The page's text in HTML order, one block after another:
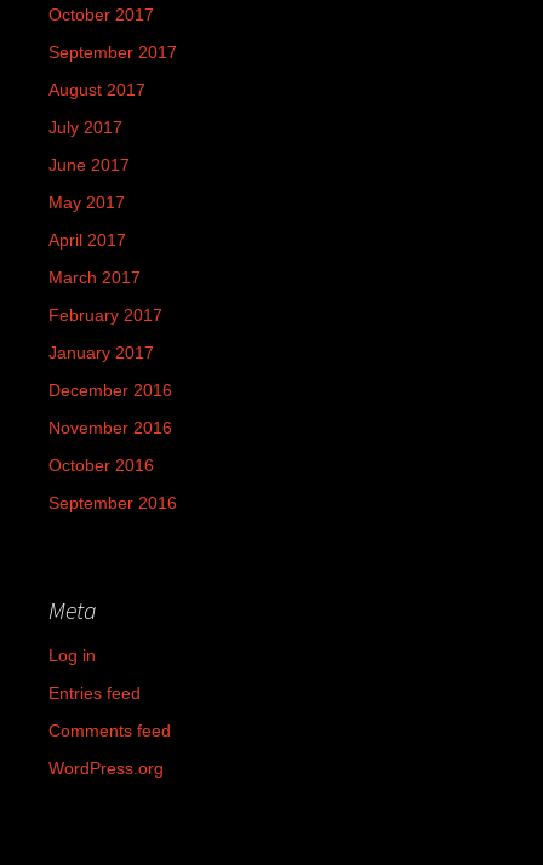
October 2017
September 2017
August 2017
July 2017
June 2017
May 2017
April 2017
March 2017
February 2017
January 2017
December 2016
November 2016
October 2016
September 2016
Meta
Log in
Entries feed
Comments feed
WordPress.org